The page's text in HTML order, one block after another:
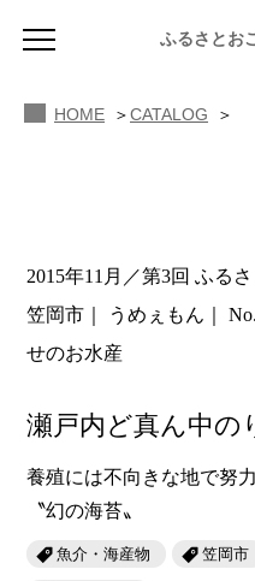
ふるさとお
ふ
JR西日本グル
ふるさと
HOME CATALOG
2015年11月／第3回 ふる
笠岡市
うめぇもん
せのお水産
瀬戸内ど真ん中の
養殖には不向きな地で努
〝幻の海苔〟
魚介・海産物 笠岡市